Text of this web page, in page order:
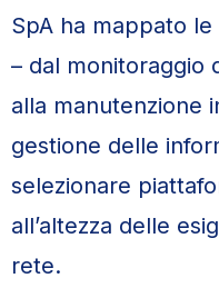
SpA ha mappato
– dal monitoraggio
alla manutenzione
gestione delle
selezionare
all’altezza delle
rete.